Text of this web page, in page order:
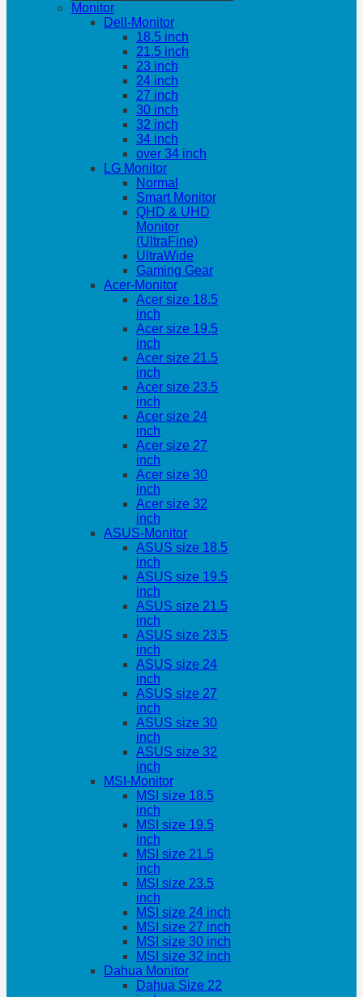
Monitor
Dell-Monitor
18.5 inch
21.5 inch
23 inch
24 inch
27 inch
30 inch
32 inch
34 inch
over 34 inch
LG Monitor
Normal
Smart Monitor
QHD & UHD
Monitor
(UltraFine)
UltraWide
Gaming Gear
Acer-Monitor
Acer size 18.5
inch
Acer size 19.5
inch
Acer size 21.5
inch
Acer size 23.5
inch
Acer size 24
inch
Acer size 27
inch
Acer size 30
inch
Acer size 32
inch
ASUS-Monitor
ASUS size 18.5
inch
ASUS size 19.5
inch
ASUS size 21.5
inch
ASUS size 23.5
inch
ASUS size 24
inch
ASUS size 27
inch
ASUS size 30
inch
ASUS size 32
inch
MSI-Monitor
MSI size 18.5
inch
MSI size 19.5
inch
MSI size 21.5
inch
MSI size 23.5
inch
MSI size 24 inch
MSI size 27 inch
MSI size 30 inch
MSI size 32 inch
Dahua Monitor
Dahua Size 22